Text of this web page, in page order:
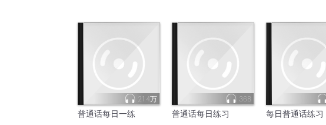
21.4万
普通话每日一练
368
普通话每日练习
每日普通话练习